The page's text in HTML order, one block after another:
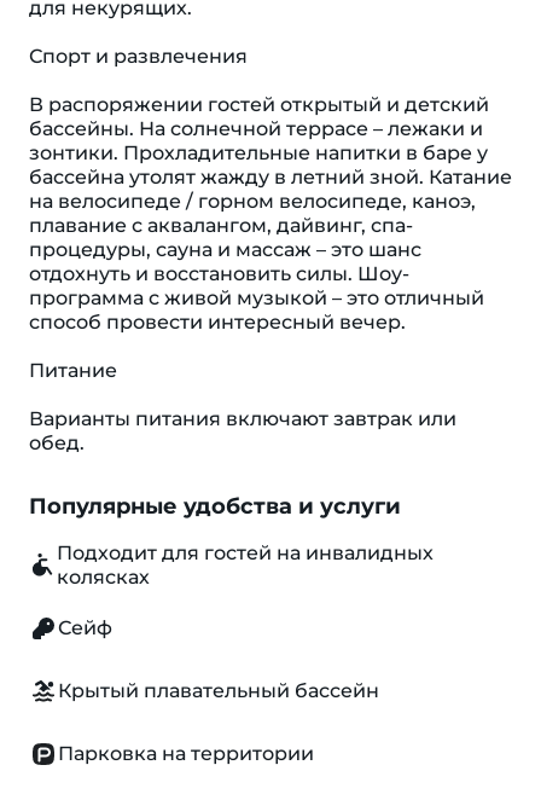
для некурящих.
Спорт и развлечения
В распоряжении гостей открытый и детский
бассейны. На солнечной террасе – лежаки и
зонтики. Прохладительные напитки в баре у
бассейна утолят жажду в летний зной. Катание
на велосипеде / горном велосипеде, каноэ,
плавание с аквалангом, дайвинг, спа-
процедуры, сауна и массаж – это шанс
отдохнуть и восстановить силы. Шоу-
программа с живой музыкой – это отличный
способ провести интересный вечер.
Питание
Варианты питания включают завтрак или
обед.
Популярные удобства и услуги
Подходит для гостей на инвалидных
колясках
Сейф
Крытый плавательный бассейн
Парковка на территории